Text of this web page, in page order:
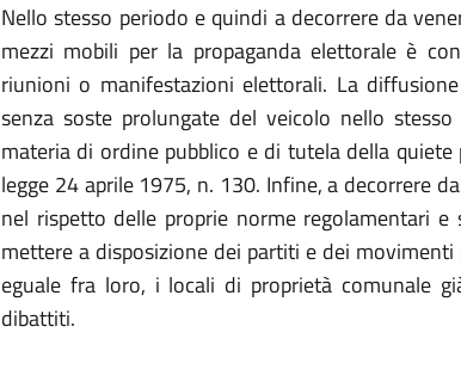
Nello stesso periodo e quindi a decorrere da
mezzi mobili per la propaganda elettorale è
riunioni o manifestazioni elettorali. La
senza soste prolungate del veicolo nello
materia di ordine pubblico e di tutela della
legge 24 aprile 1975, n. 130. Infine, a decorrere
nel rispetto delle proprie norme regolamentari
mettere a disposizione dei partiti e dei
eguale fra loro, i locali di proprietà comunale
dibattiti.